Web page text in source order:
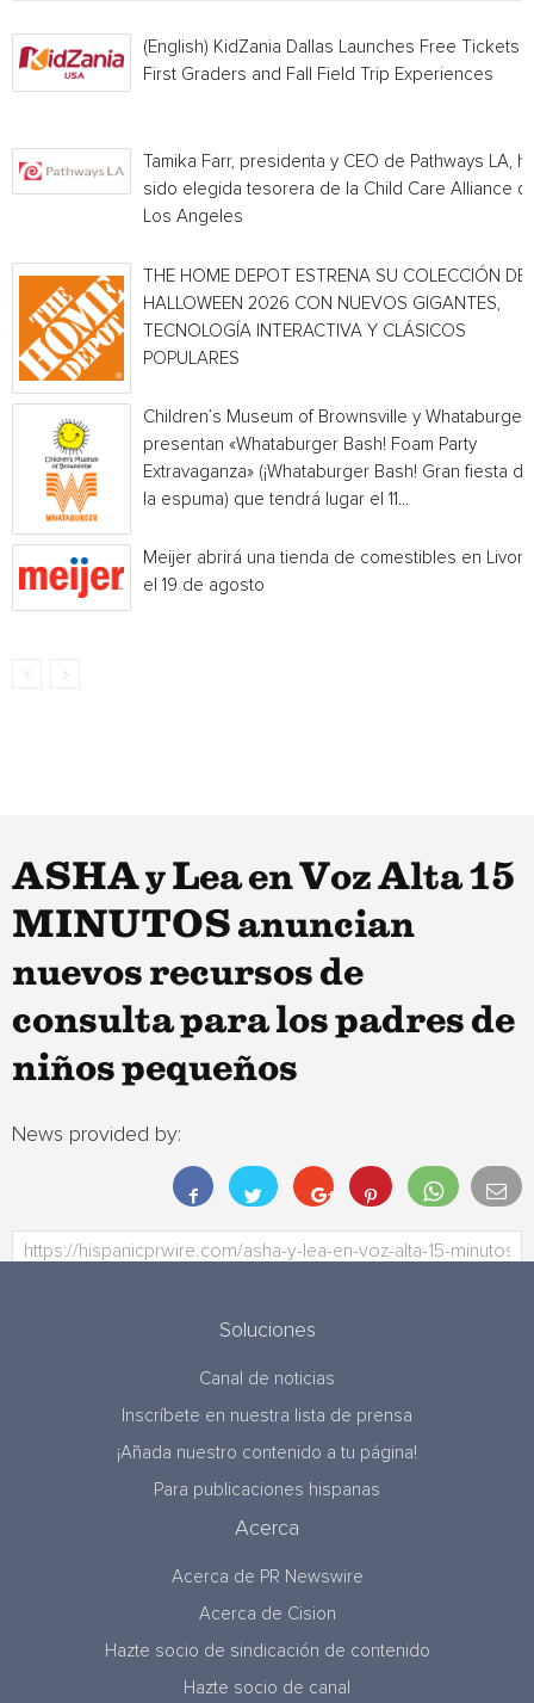
(English) KidZania Dallas Launches Free Tickets
First Graders and Fall Field Trip Experiences
Tamika Farr, presidenta y CEO de Pathways LA,
sido elegida tesorera de la Child Care Alliance of
Los Angeles
THE HOME DEPOT ESTRENA SU COLECCIÓN DE
HALLOWEEN 2026 CON NUEVOS GIGANTES,
TECNOLOGÍA INTERACTIVA Y CLÁSICOS
POPULARES
Children’s Museum of Brownsville y Whataburger
presentan «Whataburger Bash! Foam Party
Extravaganza» (¡Whataburger Bash! Gran fiesta de
la espuma) que tendrá lugar el 11...
Meijer abrirá una tienda de comestibles en
el 19 de agosto
ASHA y Lea en Voz Alta 15
MINUTOS anuncian
nuevos recursos de
consulta para los padres de
niños pequeños
News provided by:
Soluciones
Canal de noticias
Inscríbete en nuestra lista de prensa
¡Añada nuestro contenido a tu página!
Para publicaciones hispanas
Acerca
Acerca de PR Newswire
Acerca de Cision
Hazte socio de sindicación de contenido
Hazte socio de canal